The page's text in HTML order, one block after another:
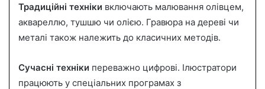
Традиційні техніки включають малювання олівцем,
аквареллю, тушшю чи олією. Гравюра на дереві чи
металі також належить до класичних методів.
Сучасні техніки переважно цифрові. Ілюстратори
працюють у спеціальних програмах з